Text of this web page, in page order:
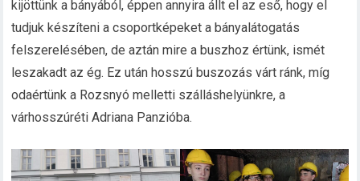
kijöttünk a bányából, éppen annyira állt el az eső, hogy el
tudjuk készíteni a csoportképeket a bányalátogatás
felszerelésében, de aztán mire a buszhoz értünk, ismét
leszakadt az ég. Ez után hosszú buszozás várt ránk, míg
odaértünk a Rozsnyó melletti szálláshelyünkre, a
várhosszúréti Adriana Panzióba.